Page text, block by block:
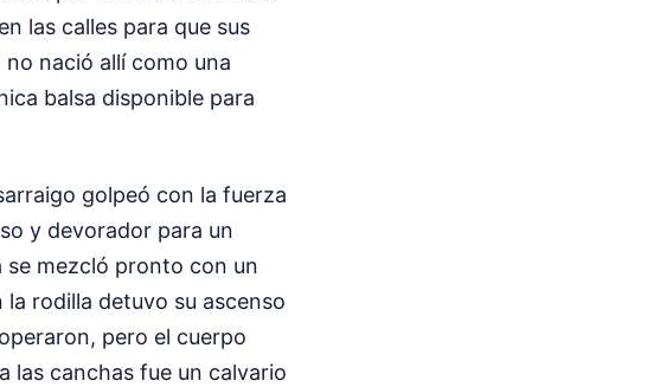
las calles para que sus
nació allí como una
balsa disponible para
golpeó con la fuerza
y devorador para un
mezcló pronto con un
rodilla detuvo su ascenso
pero el cuerpo
las canchas fue un calvario